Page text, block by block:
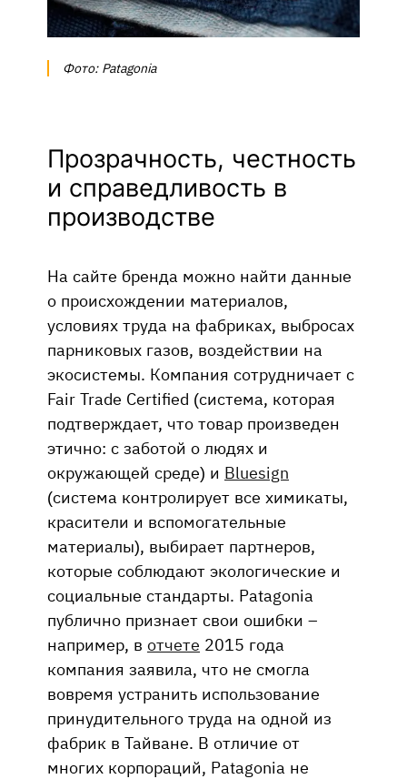
Фото: Patagonia
Прозрачность, честность
и справедливость в
производстве
На сайте бренда можно найти данные
о происхождении материалов,
условиях труда на фабриках, выбросах
парниковых газов, воздействии на
экосистемы. Компания сотрудничает с
Fair Trade Certified (система, которая
подтверждает, что товар произведен
этично: с заботой о людях и
окружающей среде) и Bluesign
(система контролирует все химикаты,
красители и вспомогательные
материалы), выбирает партнеров,
которые соблюдают экологические и
социальные стандарты. Patagonia
публично признает свои ошибки –
например, в отчете 2015 года
компания заявила, что не смогла
вовремя устранить использование
принудительного труда на одной из
фабрик в Тайване. В отличие от
многих корпораций, Patagonia не